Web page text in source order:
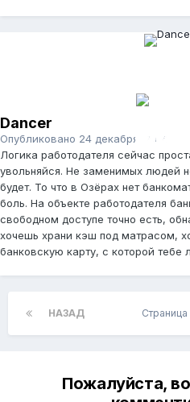
Dancer
Опубликовано 24 декабря, 2014
Логика работодателя сейчас
увольняйся. Не заменимых людей
будет. То что в Озёрах нет
боль. На объекте работодателя
свободном доступе точно есть,
хочешь храни кэш под матрасом,
банковскую карту, с которой тебе
НАЗАД Страница
Пожалуйста,